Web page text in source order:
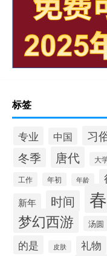
标签
专业 中国 习
冬季 唐代 大
工作 年初 年龄
新年 时间
梦幻西游 汤圆
的是 皮肤 礼物